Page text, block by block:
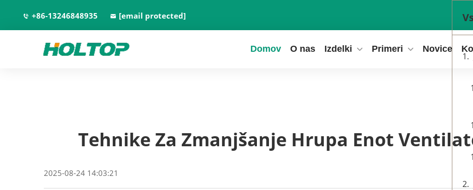
+86-13246848935 [email protected]
Domov O nas Izdelki Primeri Novice
Tehnike Za Zmanjšanje Hrupa Enot
2025-08-24 14:03:21